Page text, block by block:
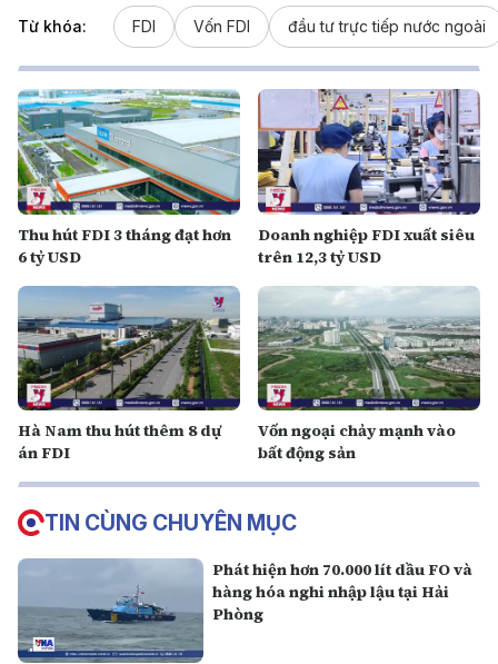
Từ khóa: FDI Vốn FDI đầu tư trực tiếp nước ngoài
Thu hút FDI 3 tháng đạt hơn
6 tỷ USD
Doanh nghiệp FDI xuất siêu
trên 12,3 tỷ USD
Hà Nam thu hút thêm 8 dự
án FDI
Vốn ngoại chảy mạnh vào
bất động sản
TIN CÙNG CHUYÊN MỤC
Phát hiện hơn 70.000 lít dầu FO và
hàng hóa nghi nhập lậu tại Hải
Phòng